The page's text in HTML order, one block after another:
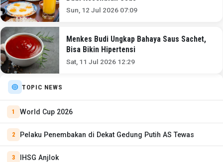
Sun, 12 Jul 2026 07:09
Menkes Budi Ungkap Bahaya Saus Sachet,
Bisa Bikin Hipertensi
Sat, 11 Jul 2026 12:29
TOPIC NEWS
World Cup 2026
Pelaku Penembakan di Dekat Gedung Putih AS Tewas
IHSG Anjlok